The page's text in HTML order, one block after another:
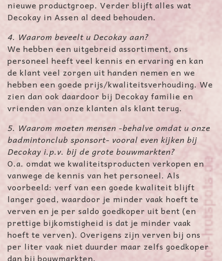
nieuwe productgroep. Verder blijft alles wat
Decokay in Assen al deed behouden.
4. Waarom beveelt u Decokay aan?
We hebben een uitgebreid assortiment, ons
personeel heeft veel kennis en ervaring en kan
de klant veel zorgen uit handen nemen en we
hebben een goede prijs/kwaliteitsverhouding. We
zien dan ook daardoor bij Decokay familie en
vrienden van onze klanten als klant terug.
5. Waarom moeten mensen -behalve omdat u onze
badmintonclub sponsort- vooral even kijken bij
Decokay i.p.v. bij de grote bouwmarkten?
O.a. omdat we kwaliteitsproducten verkopen en
vanwege de kennis van het personeel. Als
voorbeeld: verf van een goede kwaliteit blijft
langer goed, waardoor je minder vaak hoeft te
verven en je per saldo goedkoper uit bent (en
prettige bijkomstigheid is dat je minder vaak
hoeft te verven). Overigens zijn verven bij ons
per liter vaak niet duurder maar zelfs goedkoper
dan bij bouwmarkten.